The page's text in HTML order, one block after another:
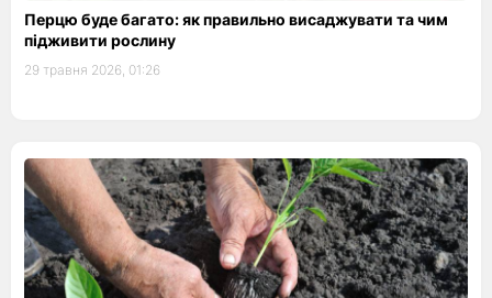
Перцю буде багато: як правильно висаджувати та чим
підживити рослину
29 травня 2026, 01:26